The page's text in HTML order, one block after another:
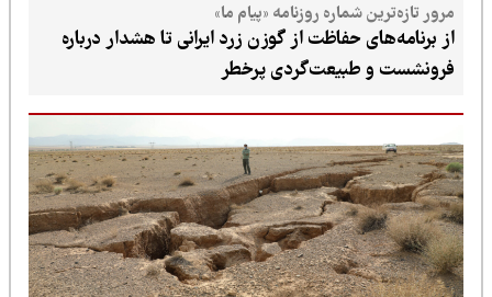
مرور تازه‌ترین شماره روزنامه «پیام ما»
از برنامه‌های حفاظت از گوزن زرد ایرانی تا هشدار درباره
فرونشست و طبیعت‌گردی پرخطر